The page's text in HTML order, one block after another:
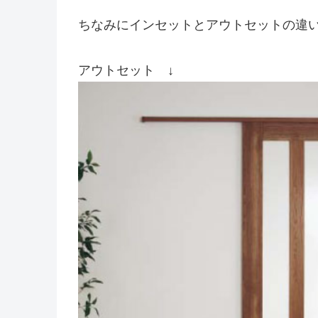
ちなみにインセットとアウトセットの違
アウトセット ↓